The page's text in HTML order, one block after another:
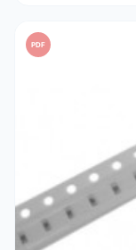
PDF